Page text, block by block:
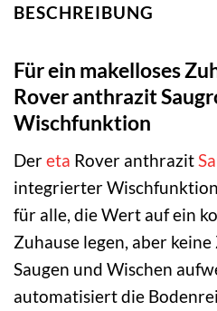
BESCHREIBUNG
Für ein makelloses
Rover anthrazit
Wischfunktion
Dereta Rover anthrazit
integrierter
für alle, die Wert auf ein
Zuhause legen, aber
Saugen und Wischen
automatisiert die